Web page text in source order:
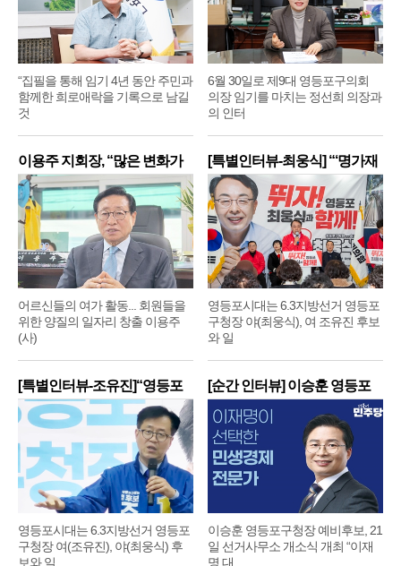
“집필을 통해 임기 4년 동안 주민과
함께한 희로애락을 기록으로 남길
것
6월 30일로 제9대 영등포구의회
의장 임기를 마치는 정선희 의장과
의 인터
이용주 지회장, “많은 변화가
어르신들의 여가 활동... 회원들을
위한 양질의 일자리 창출 이용주
(사)
[특별인터뷰-최웅식] “‘명가재
영등포시대는 6.3지방선거 영등포
구청장 야(최웅식), 여 조유진 후보
와 일
[특별인터뷰-조유진]“영등포
구
영등포시대는 6.3지방선거 영등포
구청장 여(조유진), 야(최웅식) 후
보와 일
[순간 인터뷰] 이승훈 영등포
구
이승훈 영등포구청장 예비후보, 21
일 선거사무소 개소식 개최 “이재
명 대